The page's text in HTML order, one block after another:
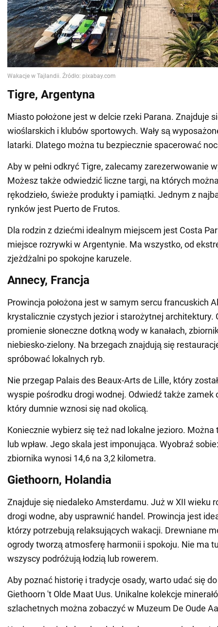
Tigre, Argentyna
Miasto położone jest w delcie rzeki Parana. Znajduje
wioślarskich i klubów sportowych. Wały są
latarki. Dlatego można tu bezpiecznie spacerować
Aby w pełni odkryć Tigre, zalecamy zarezerwowanie
Możesz także odwiedzić liczne targi, na których
rękodzieło, świeże produkty i pamiątki. Jednym z
rynków jest Puerto de Frutos.
Dla rodzin z dziećmi idealnym miejscem jest Costa
miejsce rozrywki w Argentynie. Ma wszystko, od
zjeżdżalni po spokojne karuzele.
Annecy, Francja
Prowincja położona jest w samym sercu francuskich
krystalicznie czystych jezior i starożytnej architektury.
promienie słoneczne dotkną wody w kanałach,
niebiesko-zielony. Na brzegach znajdują się
spróbować lokalnych ryb.
Nie przegap Palais des Beaux-Arts de Lille, który
wyspie pośrodku drogi wodnej. Odwiedź także zamek
który dumnie wznosi się nad okolicą.
Koniecznie wybierz się też nad lokalne jezioro. Można
lub wpław. Jego skala jest imponująca. Wyobraź
zbiornika wynosi 14,6 na 3,2 kilometra.
Giethoorn, Holandia
Znajduje się niedaleko Amsterdamu. Już w XII wieku
drogi wodne, aby usprawnić handel. Prowincja jest
którzy potrzebują relaksujących wakacji. Drewniane
ogrody tworzą atmosferę harmonii i spokoju. Nie ma
wszyscy podróżują łodzią lub rowerem.
Aby poznać historię i tradycje osady, warto udać się
Giethoorn 't Olde Maat Uus. Unikalne kolekcje
szlachetnych można zobaczyć w Muzeum De Oude